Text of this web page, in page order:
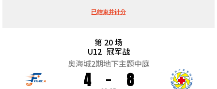
已结束并计分
第 20 场
U12 冠军战
奥海城2期地下主题中庭
4 8